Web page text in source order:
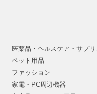
医薬品・ヘルスケア・サプ
ペット用品
ファッション
家電・PC周辺機器